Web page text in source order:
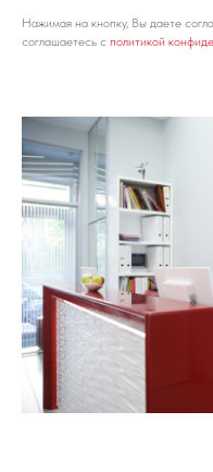
Нажимая на кнопку, Вы даете
соглашаетесь с политикой